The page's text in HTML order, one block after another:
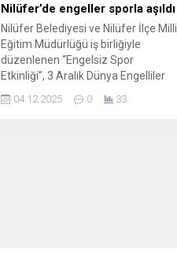
Nilüfer’de engeller sporla aşıldı
Nilüfer Belediyesi ve Nilüfer İlçe Milli
Eğitim Müdürlüğü iş birliğiyle
düzenlenen “Engelsiz Spor
Etkinliği”, 3 Aralık Dünya Engelliler
araya getirdi. Yüzüncüyıl Spor
04.12.2025 0 33